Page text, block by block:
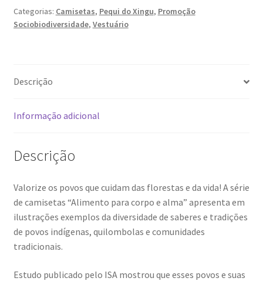
do
Xingu
Categorias: Camisetas, Pequi do Xingu, Promoção
Sociobiodiversidade, Vestuário
Descrição
Informação adicional
Descrição
Valorize os povos que cuidam das florestas e da vida! A série
de camisetas “Alimento para corpo e alma” apresenta em
ilustrações exemplos da diversidade de saberes e tradições
de povos indígenas, quilombolas e comunidades
tradicionais.
Estudo publicado pelo ISA mostrou que esses povos e suas